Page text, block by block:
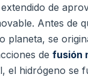
de
Antes de
planeta, se
de fusión
el hidrógeno se